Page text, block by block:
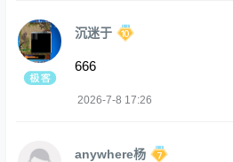
沉迷于
666
2026-7-8 17:26
anywhere杨